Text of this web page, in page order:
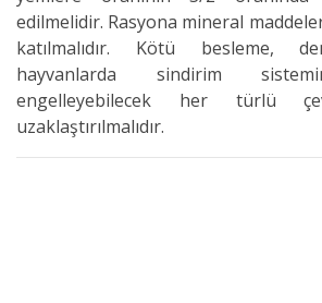
edilmelidir. Rasyona mineral
katılmalıdır. Kötü besleme,
hayvanlarda sindirim
engelleyebilecek her türlü
uzaklaştırılmalıdır.